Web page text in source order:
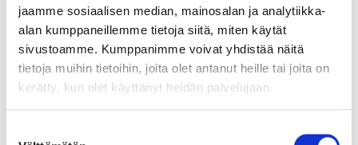
jaamme sosiaalisen median, mainosalan ja analytiikka-
alan kumppaneillemme tietoja siitä, miten käytät
sivustoamme. Kumppanimme voivat yhdistää näitä
tietoja muihin tietoihin, joita olet antanut heille tai joita on
kerätty, kun olet käyttänyt heidän palvelujaan.
Suomen kansalliset ohjaavat säädökset, määräykset,
strategiat ja ohjelmat juontavat usein juurensa
meneillään olevista kansainvälisistä sopimuksista ja
ohjelmista,
Lue lisää